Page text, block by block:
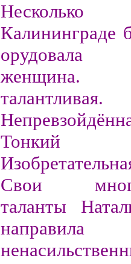
Калининграде
женщина.
талантливая.
Тонкий
Свои
таланты